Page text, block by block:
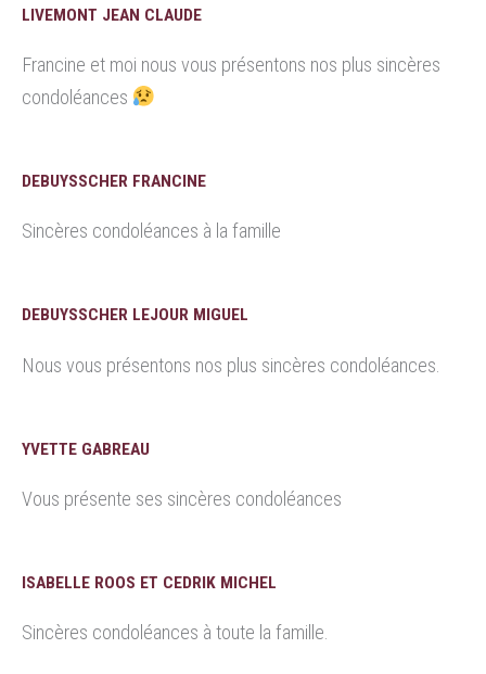
LIVEMONT JEAN CLAUDE
Francine et moi nous vous présentons nos plus sincères
condoléances
DEBUYSSCHER FRANCINE
Sincères condoléances à la famille
DEBUYSSCHER LEJOUR MIGUEL
Nous vous présentons nos plus sincères condoléances.
YVETTE GABREAU
Vous présente ses sincères condoléances
ISABELLE ROOS ET CEDRIK MICHEL
Sincères condoléances à toute la famille.